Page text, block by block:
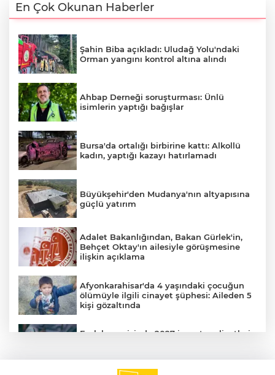
En Çok Okunan Haberler
Şahin Biba açıkladı: Uludağ Yolu'ndaki
Orman yangını kontrol altına alındı
Ahbap Derneği soruşturması: Ünlü
isimlerin yaptığı bağışlar
Bursa'da ortalığı birbirine kattı: Alkollü
kadın, yaptığı kazayı hatırlamadı
Büyükşehir'den Mudanya'nın altyapısına
güçlü yatırım
Adalet Bakanlığından, Bakan Gürlek'in,
Behçet Oktay'ın ailesiyle görüşmesine
ilişkin açıklama
Afyonkarahisar'da 4 yaşındaki çocuğun
ölümüyle ilgili cinayet şüphesi: Aileden 5
kişi gözaltında
Emlak vergisinde 2027 inşaat maliyetleri